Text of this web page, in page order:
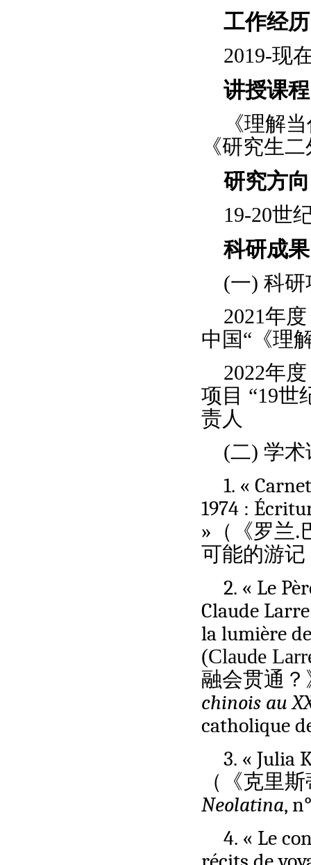
工作经
2019-现
讲授课
《理解
《研究生
研究方
19-20世
科研成
(一) 科研
2021年
中国“《理
2022年
项目 “19世
责人
(二) 学术
1. «
1974 :
» （《罗兰
可能的游
2. « Le
Claude
la lumière
(Claude
融会贯通
chinois au
catholique
3. « Julia
（《克里
Neolatina,
4. « Le